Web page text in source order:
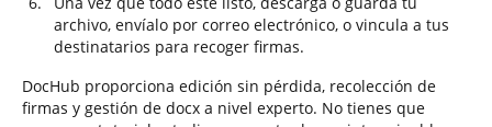
archivo, envíalo por correo electrónico, o vincula a tus
destinatarios para recoger firmas.
DocHub proporciona edición sin pérdida, recolección de
firmas y gestión de docx a nivel experto. No tienes que